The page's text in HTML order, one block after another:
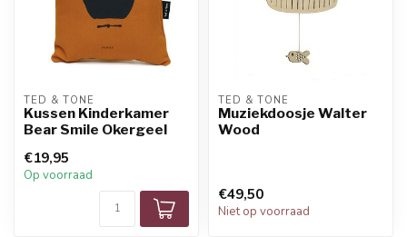
TED & TONE
Kussen Kinderkamer
Bear Smile Okergeel
€19,95
Op voorraad
TED & TONE
Muziekdoosje Walter
Wood
€49,50
Niet op voorraad